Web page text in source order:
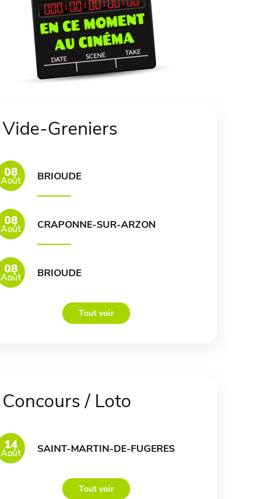
Vide-Greniers
08
Août BRIOUDE
08
Août CRAPONNE-SUR-ARZON
08
Août BRIOUDE
Tout voir
Concours / Loto
14
Août SAINT-MARTIN-DE-FUGERES
Tout voir